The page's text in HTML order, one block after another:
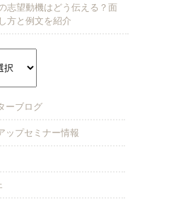
志望動機はどう伝える？面
方と例文を紹介
ーブログ
ップセミナー情報